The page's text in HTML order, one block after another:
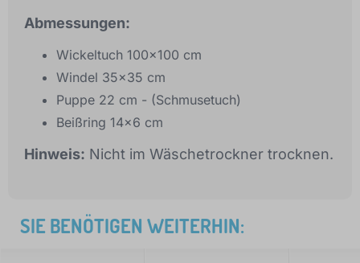
Abmessungen:
Wickeltuch 100x100 cm
Windel 35x35 cm
Puppe 22 cm - (Schmusetuch)
Beißring 14x6 cm
Hinweis: Nicht im Wäschetrockner trocknen.
SIE BENÖTIGEN WEITERHIN: